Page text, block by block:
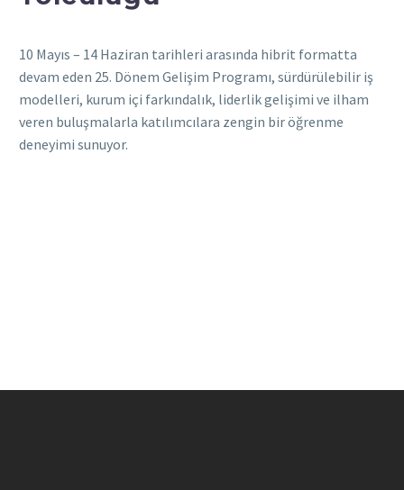
10 Mayıs – 14 Haziran tarihleri arasında hibrit formatta
devam eden 25. Dönem Gelişim Programı, sürdürülebilir iş
modelleri, kurum içi farkındalık, liderlik gelişimi ve ilham
veren buluşmalarla katılımcılara zengin bir öğrenme
deneyimi sunuyor.